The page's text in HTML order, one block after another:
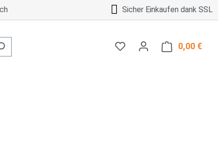
Sicher Einkaufen dank SSL
0,00 €